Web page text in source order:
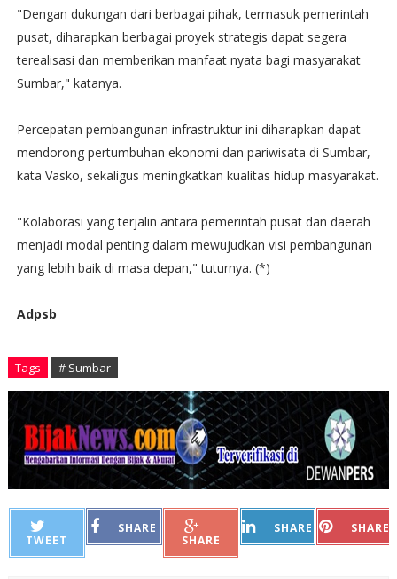
"Dengan dukungan dari berbagai pihak, termasuk pemerintah
pusat, diharapkan berbagai proyek strategis dapat segera
terealisasi dan memberikan manfaat nyata bagi masyarakat
Sumbar," katanya.
Percepatan pembangunan infrastruktur ini diharapkan dapat
mendorong pertumbuhan ekonomi dan pariwisata di Sumbar,
kata Vasko, sekaligus meningkatkan kualitas hidup masyarakat.
"Kolaborasi yang terjalin antara pemerintah pusat dan daerah
menjadi modal penting dalam mewujudkan visi pembangunan
yang lebih baik di masa depan," tuturnya. (*)
Adpsb
Tags # Sumbar
TWEET
SHARE
SHARE
SHARE SHARE